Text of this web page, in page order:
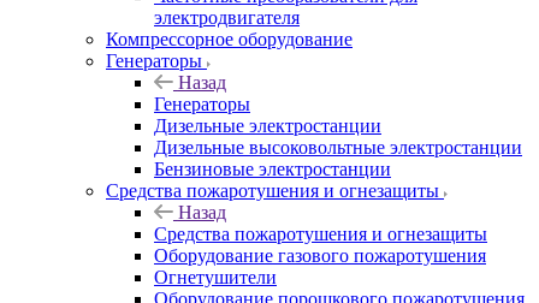
электродвигателя
Компрессорное оборудование
Генераторы
Назад
Генераторы
Дизельные электростанции
Дизельные высоковольтные электростанции
Бензиновые электростанции
Средства пожаротушения и огнезащиты
Назад
Средства пожаротушения и огнезащиты
Оборудование газового пожаротушения
Огнетушители
Оборудование порошкового пожаротушения